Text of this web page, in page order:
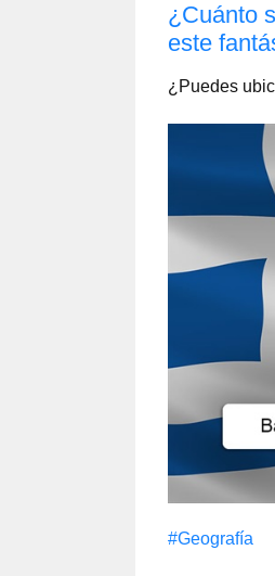
¿Cuánto
este
¿Puedes
#Geografía